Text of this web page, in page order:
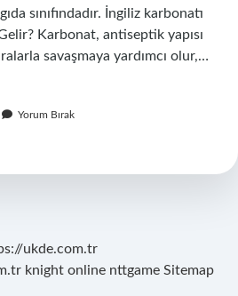
sınıfındadır. İngiliz karbonatı
Karbonat, antiseptik yapısı
savaşmaya yardımcı olur,…
Yorum Bırak
ukde.com.tr
knight online nttgame Sitemap